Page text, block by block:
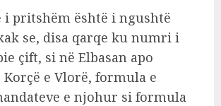
i pritshëm është i ngushtë
se, disa qarqe ku numri i
çift, si në Elbasan apo
Korçë e Vlorë, formula e
e njohur si formula